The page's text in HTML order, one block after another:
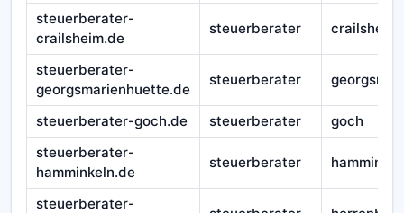
steuerberater-
crailsheim.de
steuerberater crailsheim
steuerberater-
georgsmarienhuette.de
steuerberater
steuerberater-goch.de steuerberater
goch
steuerberater-
hamminkeln.de
steuerberater
steuerberater-